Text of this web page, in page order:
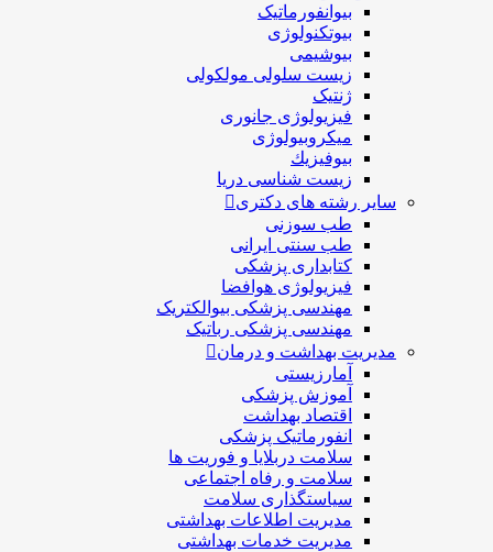
بیوانفورماتیک
بیوتکنولوژی
بیوشیمی
زیست سلولی مولکولی
ژنتیک
فیزیولوژی جانوری
میکروبیولوژی
بيوفيزيك
زیست شناسی دریا
سایر رشته های دکتری
طب سوزنی
طب سنتی ایرانی
کتابداری پزشکی
فیزیولوژی هوافضا
مهندسی پزشکی بیوالکتریک
مهندسی پزشکی رباتیک
مدیریت بهداشت و درمان
آمارزیستی
آموزش پزشکی
اقتصاد بهداشت
انفورماتیک پزشکی
سلامت دربلايا و فوريت ها
سلامت و رفاه اجتماعی
سیاستگذاری سلامت
مدیریت اطلاعات بهداشتی
مدیریت خدمات بهداشتی